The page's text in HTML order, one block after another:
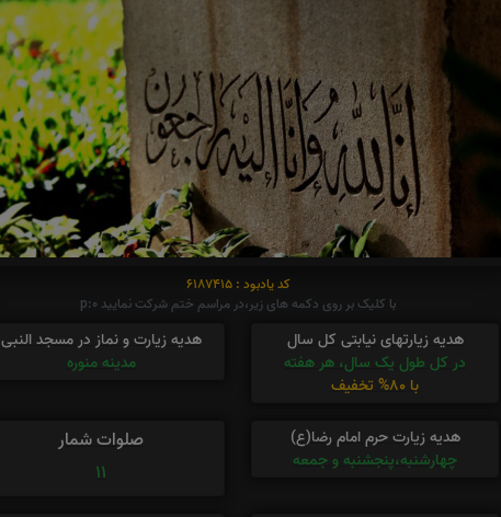
کد یادبود : 6187415
با کلیک بر روی دکمه های زیر،در مراسم ختم شرکت نمایید p:0
هدیه زیارتهای نیابتی کل سال
در کل طول یک سال، هر هفته
با 80% تخفیف
هدیه زیارت و نماز در مسجد النبی
مدینه منوره
هدیه زیارت حرم امام رضا(ع)
چهارشنبه،پنجشنبه و جمعه
صلوات شمار
11